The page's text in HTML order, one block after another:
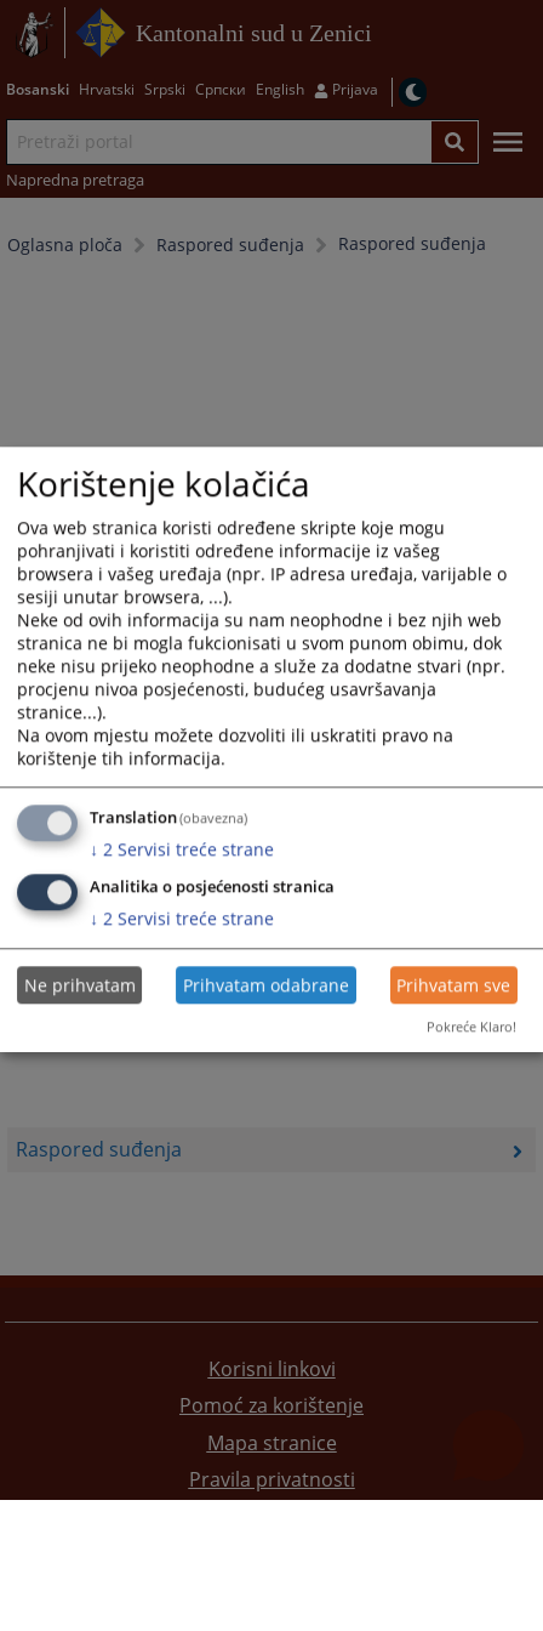
Kantonalni sud u Zenici
Bosanski Hrvatski Srpski Српски English Prijava
Napredna pretraga
Oglasna ploča Raspored suđenja Raspored suđenja
Raspored suđenja
Trenutno nema vijesti
Korisni linkovi
Pomoć za korištenje
Mapa stranice
Pravila privatnosti
Korištenje kolačića
Ova web stranica koristi određene skripte koje mogu
pohranjivati i koristiti određene informacije iz vašeg
browsera i vašeg uređaja (npr. IP adresa uređaja, varijable o
sesiji unutar browsera, ...).
Neke od ovih informacija su nam neophodne i bez njih web
stranica ne bi mogla fukcionisati u svom punom obimu, dok
neke nisu prijeko neophodne a služe za dodatne stvari (npr.
procjenu nivoa posjećenosti, budućeg usavršavanja
stranice...).
Na ovom mjestu možete dozvoliti ili uskratiti pravo na
korištenje tih informacija.
Translation(obavezna)
↓ 2 Servisi treće strane
Analitika o posjećenosti stranica
↓ 2 Servisi treće strane
Ne prihvatam Prihvatam odabrane Prihvatam sve
Pokreće Klaro!